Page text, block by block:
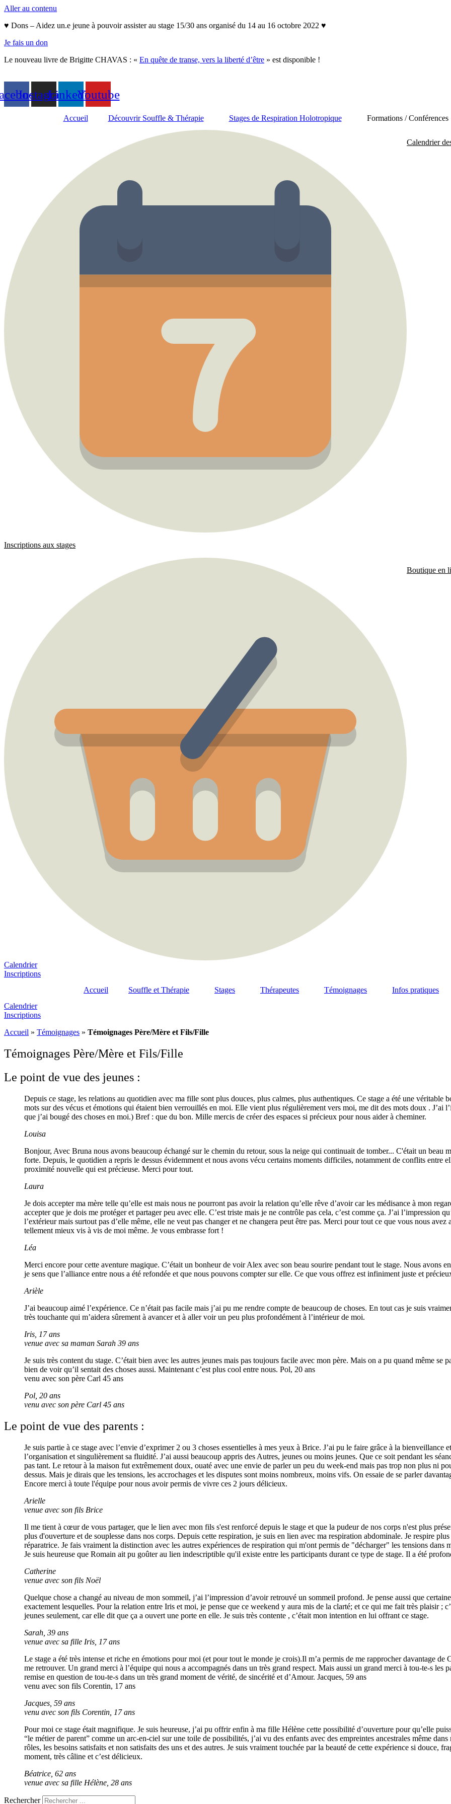
Aller au contenu
♥ Dons – Aidez un.e jeune à pouvoir assister au stage 15/30 ans organisé du 14 au 16 octobre 2022 ♥
Je fais un don
Le nouveau livre de Brigitte CHAVAS : « En quête de transe, vers la liberté d’être » est disponible !
InstagramLinkedinYoutube
Accueil Découvrir Souffle & Thérapie Stages de Respiration Holotropique Formations / Conférences
Calendrier
Inscriptions aux stages
Boutique en
Calendrier
Inscriptions
Accueil
Souffle et Thérapie Stages Thérapeutes Témoignages
Infos pratiques
Calendrier
Inscriptions
Accueil » Témoignages » Témoignages Père/Mère et Fils/Fille
Témoignages Père/Mère et Fils/Fille
Le point de vue des jeunes :
Depuis ce stage, les relations au quotidien avec ma fille sont plus douces, plus calmes, plus authentiques. Ce stage a été une véritable
mots sur des vécus et émotions qui étaient bien verrouillés en moi. Elle vient plus régulièrement vers moi, me dit des mots doux . J’ai
que j’ai bougé des choses en moi.) Bref : que du bon. Mille mercis de créer des espaces si précieux pour nous aider à cheminer.
Louisa
Bonjour, Avec Bruna nous avons beaucoup échangé sur le chemin du retour, sous la neige qui continuait de tomber... C'était un beau
forte. Depuis, le quotidien a repris le dessus évidemment et nous avons vécu certains moments difficiles, notamment de conflits entre
proximité nouvelle qui est précieuse. Merci pour tout.
Laura
Je dois accepter ma mère telle qu’elle est mais nous ne pourront pas avoir la relation qu’elle rêve d’avoir car les médisance à mon
accepter que je dois me protéger et partager peu avec elle. C’est triste mais je ne contrôle pas cela, c’est comme ça. J’ai l’impression
l’extérieur mais surtout pas d’elle même, elle ne veut pas changer et ne changera peut être pas. Merci pour tout ce que vous nous
tellement mieux vis à vis de moi même. Je vous embrasse fort !
Léa
Merci encore pour cette aventure magique. C’était un bonheur de voir Alex avec son beau sourire pendant tout le stage. Nous avons
je sens que l’alliance entre nous a été refondée et que nous pouvons compter sur elle. Ce que vous offrez est infiniment juste et
Arièle
J’ai beaucoup aimé l’expérience. Ce n’était pas facile mais j’ai pu me rendre compte de beaucoup de choses. En tout cas je suis
très touchante qui m’aidera sûrement à avancer et à aller voir un peu plus profondément à l’intérieur de moi.
Iris, 17 ans
venue avec sa maman Sarah 39 ans
Je suis très content du stage. C’était bien avec les autres jeunes mais pas toujours facile avec mon père. Mais on a pu quand même se
bien de voir qu’il sentait des choses aussi. Maintenant c’est plus cool entre nous. Pol, 20 ans
venu avec son père Carl 45 ans
Pol, 20 ans
venu avec son père Carl 45 ans
Le point de vue des parents :
Je suis partie à ce stage avec l’envie d’exprimer 2 ou 3 choses essentielles à mes yeux à Brice. J’ai pu le faire grâce à la bienveillance
l’organisation et singulièrement sa fluidité. J’ai aussi beaucoup appris des Autres, jeunes ou moins jeunes. Que ce soit pendant les
pas tant. Le retour à la maison fut extrêmement doux, ouaté avec une envie de parler un peu du week-end mais pas trop non plus ni
dessus. Mais je dirais que les tensions, les accrochages et les disputes sont moins nombreux, moins vifs. On essaie de se parler
Encore merci à toute l'équipe pour nous avoir permis de vivre ces 2 jours délicieux.
Arielle
venue avec son fils Brice
Il me tient à cœur de vous partager, que le lien avec mon fils s'est renforcé depuis le stage et que la pudeur de nos corps n'est plus
plus d'ouverture et de souplesse dans nos corps. Depuis cette respiration, je suis en lien avec ma respiration abdominale. Je respire
réparatrice. Je fais vraiment la distinction avec les autres expériences de respiration qui m'ont permis de "décharger" les tensions
Je suis heureuse que Romain ait pu goûter au lien indescriptible qu'il existe entre les participants durant ce type de stage. Il a été
Catherine
venue avec son fils Noël
Quelque chose a changé au niveau de mon sommeil, j’ai l’impression d’avoir retrouvé un sommeil profond. Je pense aussi que
exactement lesquelles. Pour la relation entre Iris et moi, je pense que ce weekend y aura mis de la clarté; et ce qui me fait très plaisir ;
jeunes seulement, car elle dit que ça a ouvert une porte en elle. Je suis très contente , c’était mon intention en lui offrant ce stage.
Sarah, 39 ans
venue avec sa fille Iris, 17 ans
Le stage a été très intense et riche en émotions pour moi (et pour tout le monde je crois).Il m’a permis de me rapprocher davantage
me retrouver. Un grand merci à l’équipe qui nous a accompagnés dans un très grand respect. Mais aussi un grand merci à tou-te-s
remise en question de tou-te-s dans un très grand moment de vérité, de sincérité et d’Amour. Jacques, 59 ans
venu avec son fils Corentin, 17 ans
Jacques, 59 ans
venu avec son fils Corentin, 17 ans
Pour moi ce stage était magnifique. Je suis heureuse, j’ai pu offrir enfin à ma fille Hélène cette possibilité d’ouverture pour qu’elle
“le métier de parent” comme un arc-en-ciel sur une toile de possibilités, j’ai vu des enfants avec des empreintes ancestrales même
rôles, les besoins satisfaits et non satisfaits des uns et des autres. Je suis vraiment touchée par la beauté de cette expérience si douce,
moment, très câline et c’est délicieux.
Béatrice, 62 ans
venue avec sa fille Hélène, 28 ans
Rechercher